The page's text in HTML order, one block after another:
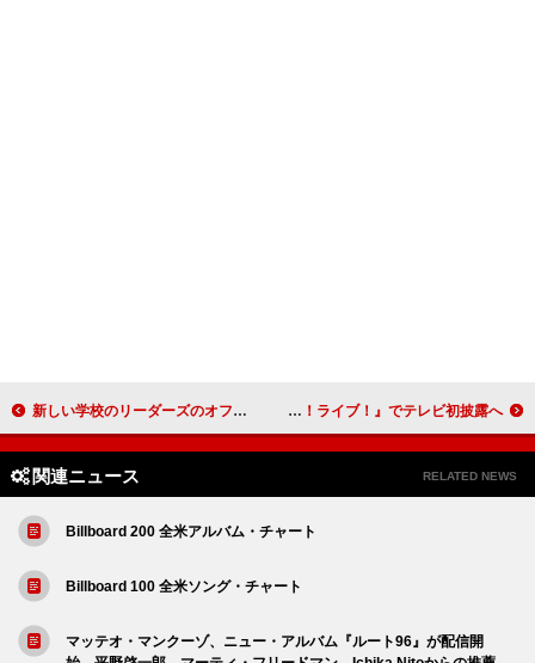
新しい学校のリーダーズのオフィシャルレポ到着、怒涛のセットリストで会場をダンスフロアに M!LK、新曲「アイドルパワー」配信＆『CDTVライブ！ライブ！』でテレビ初披露へ
関連ニュース RELATED NEWS
Billboard 200 全米アルバム・チャート
Billboard 100 全米ソング・チャート
マッテオ・マンクーゾ、ニュー・アルバム『ルート96』が配信開